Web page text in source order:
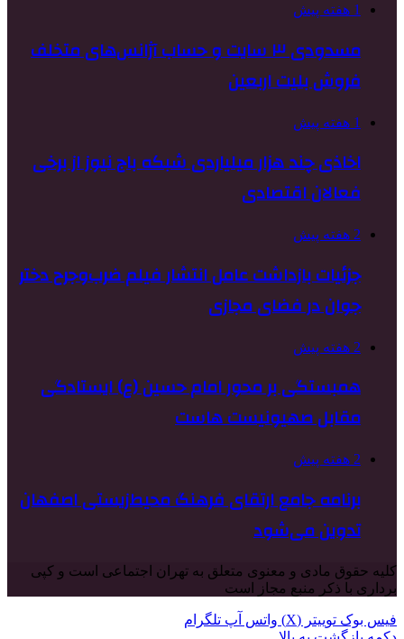
1 هفته پیش
مسدودی ۳ سایت و حساب آژانس‌های متخلف
فروش بلیت اربعین
1 هفته پیش
اخاذی چند هزار میلیاردی شبکه باج نیوز از برخی
فعالان اقتصادی
2 هفته پیش
جزئیات بازداشت عامل انتشار فیلم ضرب‌وجرح دختر
جوان در فضای مجازی
2 هفته پیش
همبستگی بر محور امام حسین (ع) ایستادگی
مقابل صهیونیست هاست
2 هفته پیش
برنامه جامع ارتقای فرهنگ محیط‌زیستی اصفهان
تدوین می‌شود
کلیه حقوق مادی و معنوی متعلق به تهران اجتماعی است و کپی
برداری با ذکر منبع مجاز است
فیس بوک توییتر (X) واتس آپ تلگرام